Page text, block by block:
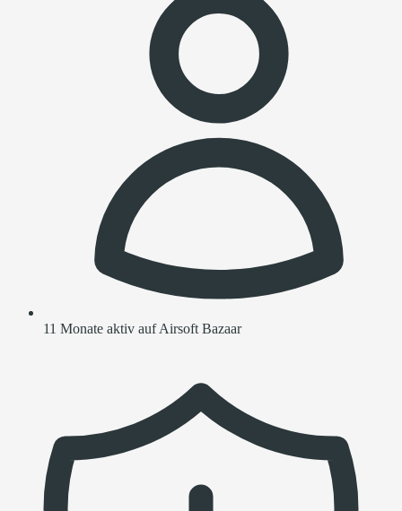
11 Monate aktiv auf Airsoft Bazaar